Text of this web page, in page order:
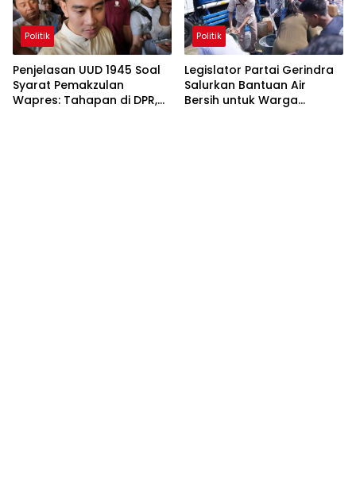
Politik
Penjelasan UUD 1945 Soal
Syarat Pemakzulan
Wapres: Tahapan di DPR,
Politik
Legislator Partai Gerindra
Salurkan Bantuan Air
Bersih untuk Warga